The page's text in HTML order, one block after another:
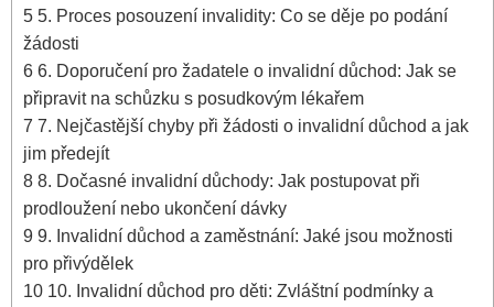
5 5. Proces posouzení invalidity: Co se děje po podání
žádosti
6 6. Doporučení pro žadatele o invalidní důchod: Jak se
připravit na schůzku s posudkovým lékařem
7 7. Nejčastější chyby při žádosti o invalidní důchod a jak
jim předejít
8 8. Dočasné invalidní důchody: Jak postupovat při
prodloužení nebo ukončení dávky
9 9. Invalidní důchod a zaměstnání: Jaké jsou možnosti
pro přivýdělek
10 10. Invalidní důchod pro děti: Zvláštní podmínky a